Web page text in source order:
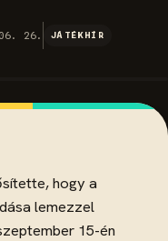
26. JÁTÉKHÍR
hogy a
lemezzel
15-én